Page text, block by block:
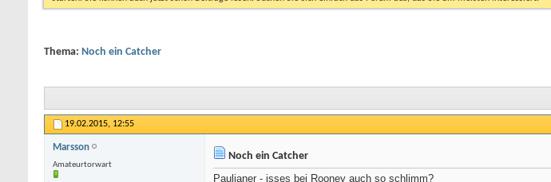
Thema: Noch ein Catcher
19.02.2015, 12:55
Marsson
Amateurtorwart
Noch ein Catcher
Paulianer - isses bei Rooney auch so schlimm?